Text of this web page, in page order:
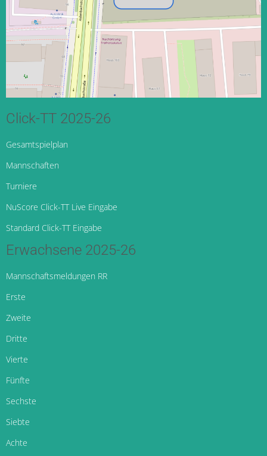
Click-TT 2025-26
Gesamtspielplan
Mannschaften
Turniere
NuScore Click-TT Live Eingabe
Standard Click-TT Eingabe
Erwachsene 2025-26
Mannschaftsmeldungen RR
Erste
Zweite
Dritte
Vierte
Fünfte
Sechste
Siebte
Achte